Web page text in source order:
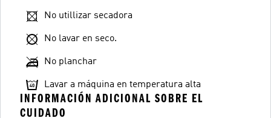
No utillizar secadora
No lavar en seco.
No planchar
Lavar a máquina en temperatura alta
INFORMACIÓN ADICIONAL SOBRE EL
CUIDADO